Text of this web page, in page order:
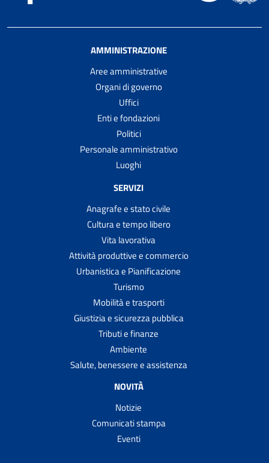
AMMINISTRAZIONE
Aree amministrative
Organi di governo
Uffici
Enti e fondazioni
Politici
Personale amministrativo
Luoghi
SERVIZI
Anagrafe e stato civile
Cultura e tempo libero
Vita lavorativa
Attività produttive e commercio
Urbanistica e Pianificazione
Turismo
Mobilità e trasporti
Giustizia e sicurezza pubblica
Tributi e finanze
Ambiente
Salute, benessere e assistenza
NOVITÀ
Notizie
Comunicati stampa
Eventi